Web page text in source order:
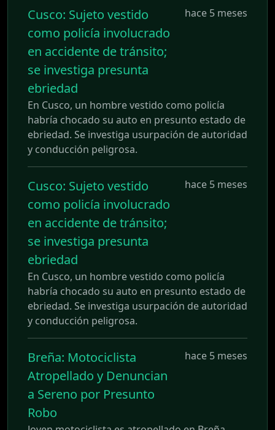
Cusco: Sujeto vestido
como policía involucrado
en accidente de tránsito;
se investiga presunta
ebriedad
hace 5 meses
En Cusco, un hombre vestido como policía
habría chocado su auto en presunto estado de
ebriedad. Se investiga usurpación de autoridad
y conducción peligrosa.
Cusco: Sujeto vestido
como policía involucrado
en accidente de tránsito;
se investiga presunta
ebriedad
hace 5 meses
En Cusco, un hombre vestido como policía
habría chocado su auto en presunto estado de
ebriedad. Se investiga usurpación de autoridad
y conducción peligrosa.
Breña: Motociclista
Atropellado y Denuncian
a Sereno por Presunto
Robo
hace 5 meses